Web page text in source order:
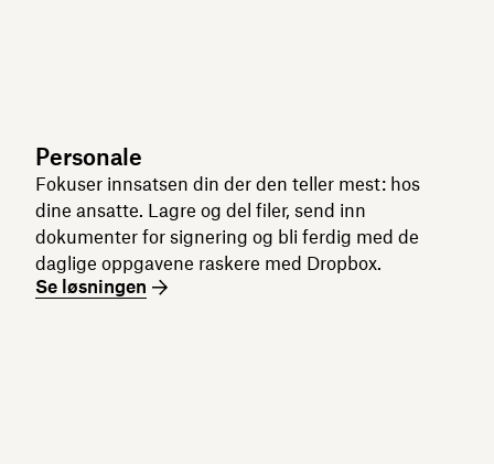
Personale
Fokuser innsatsen din der den teller mest: hos
dine ansatte. Lagre og del filer, send inn
dokumenter for signering og bli ferdig med de
daglige oppgavene raskere med Dropbox.
Se løsningen